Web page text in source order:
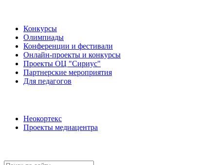
Конкурсы
Олимпиады
Конференции и фестивали
Онлайн-проекты и конкурсы
Проекты ОЦ "Сириус"
Партнерские мероприятия
Для педагогов
Неокортекс
Проекты медиацентра